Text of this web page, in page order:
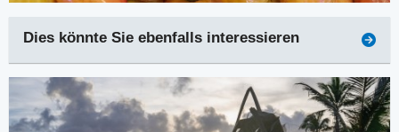
Dies könnte Sie ebenfalls interessieren